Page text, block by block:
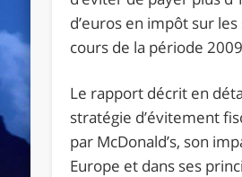
d’euros en impôt sur
cours de la période
Le rapport décrit en
stratégie d’évitement
par McDonald’s, son
Europe et dans ses